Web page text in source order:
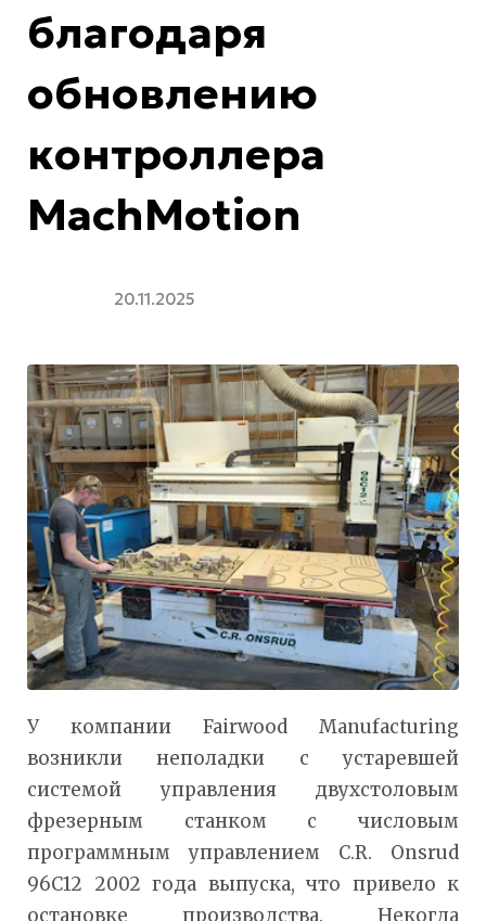
благодаря
обновлению
контроллера
MachMotion
20.11.2025
У компании Fairwood Manufacturing
возникли неполадки с устаревшей
системой управления двухстоловым
фрезерным станком с числовым
программным управлением C.R. Onsrud
96C12 2002 года выпуска, что привело к
остановке производства. Некогда